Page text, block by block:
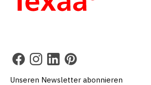
Unseren Newsletter abonnieren